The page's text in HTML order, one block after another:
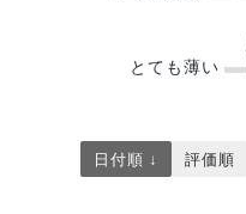
とても薄い
日付順 ↓ 評価順